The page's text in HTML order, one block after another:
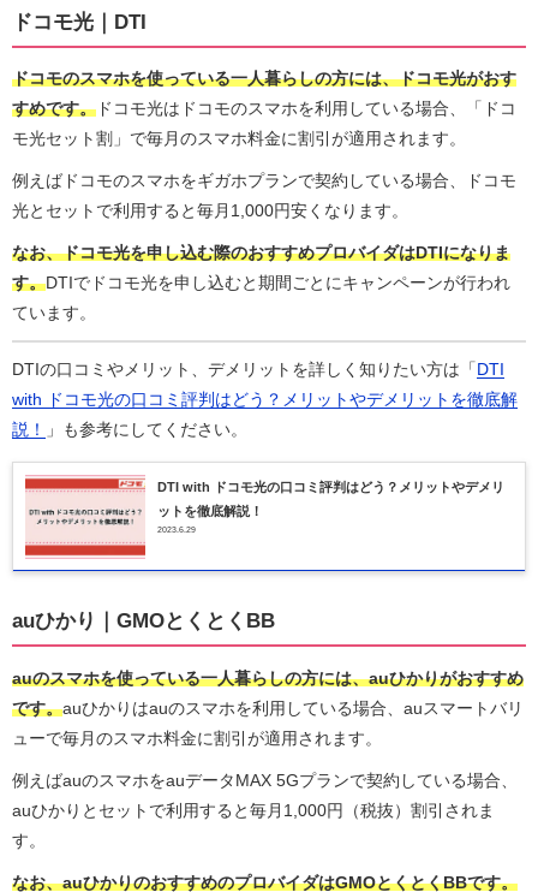
ドコモ光｜DTI
ドコモのスマホを使っている一人暮らしの方には、ドコモ光がおす
すめです。 ドコモ光はドコモのスマホを利用している場合、「ドコ
モ光セット割」で毎月のスマホ料金に割引が適用されます。
例えばドコモのスマホをギガホプランで契約している場合、ドコモ
光とセットで利用すると毎月1,000円安くなります。
なお、ドコモ光を申し込む際のおすすめプロバイダはDTIになりま
す。DTIでドコモ光を申し込むと期間ごとにキャンペーンが行われ
ています。
DTIの口コミやメリット、デメリットを詳しく知りたい方は「 DTI
with ドコモ光の口コミ評判はどう？メリットやデメリットを徹底解
説！
」も参考にしてください。
DTI with ドコモ光の口コミ評判はどう？メリットやデメリ
ットを徹底解説！
2023.6.29
auひかり｜GMOとくとくBB
auのスマホを使っている一人暮らしの方には、auひかりがおすすめ
です。auひかりはauのスマホを利用している場合、auスマートバリ
ューで毎月のスマホ料金に割引が適用されます。
例えばauのスマホをauデータMAX 5Gプランで契約している場合、
auひかりとセットで利用すると毎月1,000円（税抜）割引されま
す。
なお、auひかりのおすすめのプロバイダはGMOとくとくBBです。